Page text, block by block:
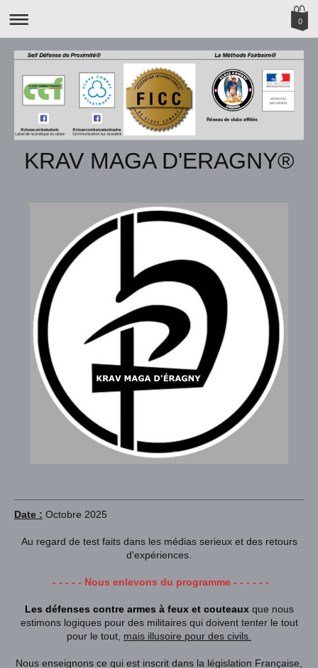
0
KRAV MAGA D'ERAGNY®
Date : Octobre 2025
Au regard de test faits dans les médias serieux et des retours
d'expériences.
- - - - - Nous enlevons du programme - - - - - -
Les défenses contre armes à feux et couteauxque nous
estimons logiques pour des militaires qui doivent tenter le tout
pour le tout, mais illusoire pour des civils.
Nous enseignons ce qui est inscrit dans la législation Française,